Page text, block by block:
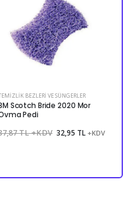
BEZLERI VE SÜNGERLER
Scotch Bride 2020 Mor
Pedi
TL +KDV 32,95 TL +KDV